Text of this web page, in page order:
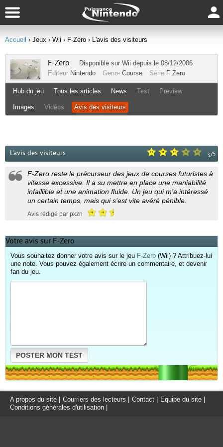
Accueil › Jeux › Wii › F-Zero › L'avis des visiteurs
F-Zero Disponible sur Wii depuis le 08/12/2006
Editeur Nintendo Genre Course Série F Zero
Hub du jeu Tous les articles News Test Preview
Images Vidéos Avis des visiteurs
3/5
L'avis des visiteurs
F-Zero reste le précurseur des jeux de courses futuristes à
vitesse excessive. Il a su mettre en place une maniabilité
infaillible et une animation fluide. Un jeu qui m'a intéressé
un certain temps, mais qui s'est vite avéré pénible.
Avis rédigé par pkzn
Votre avis sur F-Zero
Vous souhaitez donner votre avis sur le jeu F-Zero (Wii) ? Attribuez-lui
une note. Vous pouvez également écrire un commentaire, et devenir
fan du jeu.
POSTER MON TEST
A propos du site Courriers des lecteurs Contact Equipe du site
Conditions générales d'utilisation